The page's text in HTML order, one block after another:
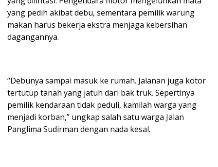
yang pedih akibat debu, sementara pemilik warung
makan harus bekerja ekstra menjaga kebersihan
dagangannya.
“Debunya sampai masuk ke rumah. Jalanan juga kotor
tertutup tanah yang jatuh dari bak truk. Sepertinya
pemilik kendaraan tidak peduli, kamilah warga yang
menjadi korban,” ungkap salah satu warga Jalan
Panglima Sudirman dengan nada kesal.